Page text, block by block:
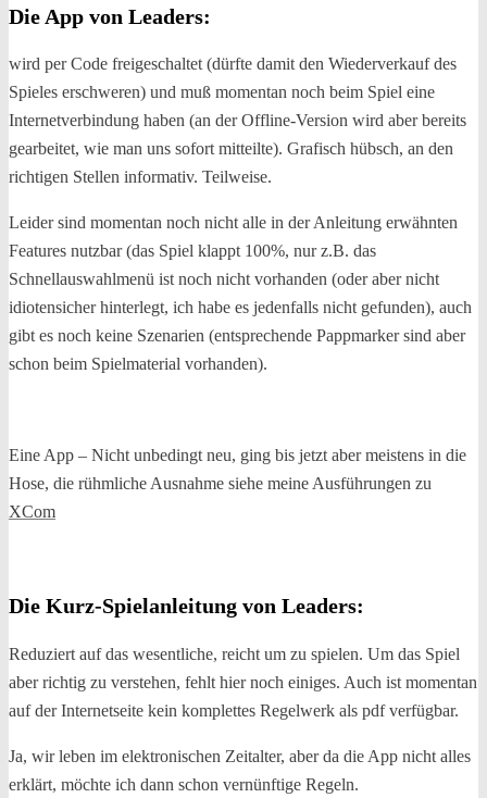
Die App von Leaders:
wird per Code freigeschaltet (dürfte damit den Wiederverkauf des
Spieles erschweren) und muß momentan noch beim Spiel eine
Internetverbindung haben (an der Offline-Version wird aber bereits
gearbeitet, wie man uns sofort mitteilte). Grafisch hübsch, an den
richtigen Stellen informativ. Teilweise.
Leider sind momentan noch nicht alle in der Anleitung erwähnten
Features nutzbar (das Spiel klappt 100%, nur z.B. das
Schnellauswahlmenü ist noch nicht vorhanden (oder aber nicht
idiotensicher hinterlegt, ich habe es jedenfalls nicht gefunden), auch
gibt es noch keine Szenarien (entsprechende Pappmarker sind aber
schon beim Spielmaterial vorhanden).
Eine App – Nicht unbedingt neu, ging bis jetzt aber meistens in die
Hose, die rühmliche Ausnahme siehe meine Ausführungen zu
XCom
Die Kurz-Spielanleitung von Leaders:
Reduziert auf das wesentliche, reicht um zu spielen. Um das Spiel
aber richtig zu verstehen, fehlt hier noch einiges. Auch ist momentan
auf der Internetseite kein komplettes Regelwerk als pdf verfügbar.
Ja, wir leben im elektronischen Zeitalter, aber da die App nicht alles
erklärt, möchte ich dann schon vernünftige Regeln.